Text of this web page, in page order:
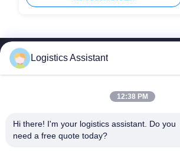
Logistics Assistant
12:38 PM
Hi there! I'm your logistics assistant. Do you
need a free quote today?